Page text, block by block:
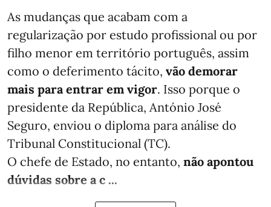
As mudanças que acabam com a
regularização por estudo profissional ou por
filho menor em território português, assim
como o deferimento tácito, vão demorar
mais para entrar em vigor. Isso porque o
presidente da República, António José
Seguro, enviou o diploma para análise do
Tribunal Constitucional (TC).
O chefe de Estado, no entanto, não apontou
dúvidas sobre a c ...